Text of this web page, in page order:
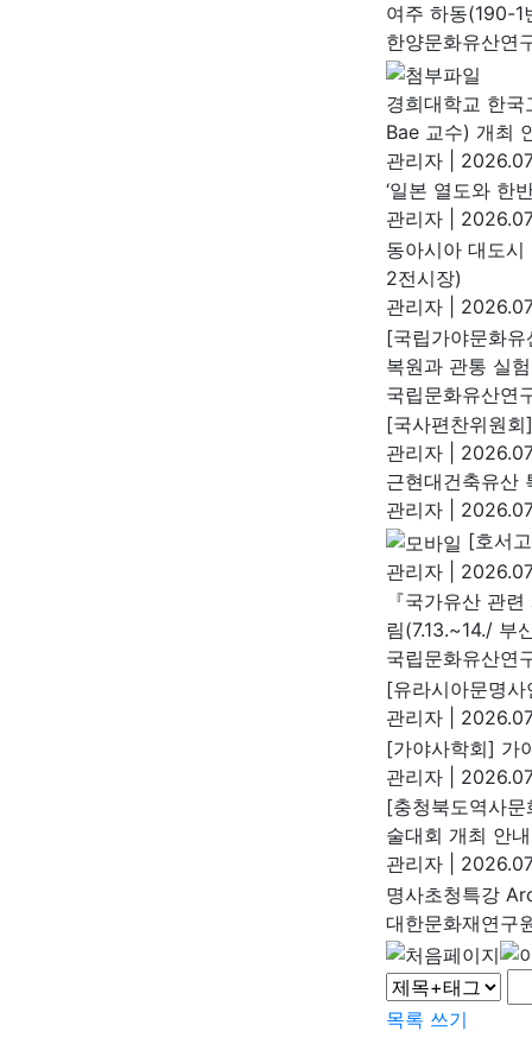
여주 하동(190-1
한양문화유산연
경희대학교 한
Bae 교수) 개최
관리자
‘일본 열도와 한
관리자
동아시아 대도
2전시장)
관리자
[국립가야문화
복원과 관통 실
국립문화유산연
[국사편찬위원
관리자
근현대건축유산
관리자
[호서
관리자
『국가유산 관
림(7.13.~14./ 부
국립문화유산연
[유라시아문명
관리자
[가야사학회] 가
관리자
[충청북도역사
술대회 개최 안내
관리자
명사초청특강
대한문화재연구
목록 쓰기